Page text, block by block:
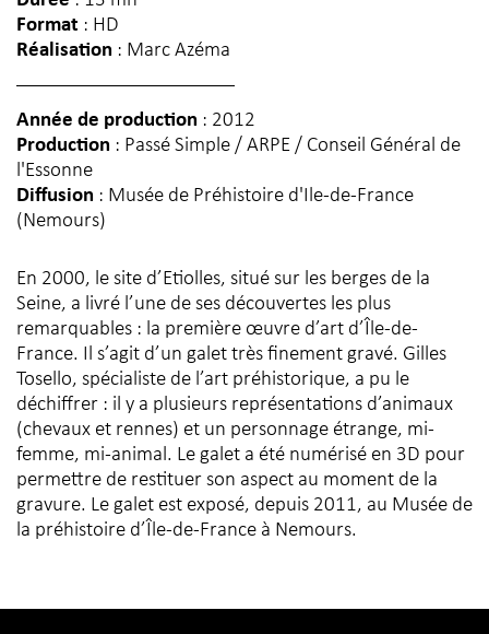
Format : HD
Réalisation : Marc Azéma
Année de production : 2012
Production : Passé Simple / ARPE / Conseil Général de
l'Essonne
Diffusion : Musée de Préhistoire d'Ile-de-France
(Nemours)
En 2000, le site d’Etiolles, situé sur les berges de la
Seine, a livré l’une de ses découvertes les plus
remarquables : la première œuvre d’art d’Île-de-
France. Il s’agit d’un galet très finement gravé. Gilles
Tosello, spécialiste de l’art préhistorique, a pu le
déchiffrer : il y a plusieurs représentations d’animaux
(chevaux et rennes) et un personnage étrange, mi-
femme, mi-animal. Le galet a été numérisé en 3D pour
permettre de restituer son aspect au moment de la
gravure. Le galet est exposé, depuis 2011, au Musée de
la préhistoire d’Île-de-France à Nemours.